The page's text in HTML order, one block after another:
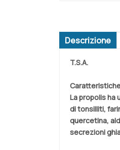
Descrizione
T.S.A.
La propolis
di tonsilliti,
quercetina,
secrezioni